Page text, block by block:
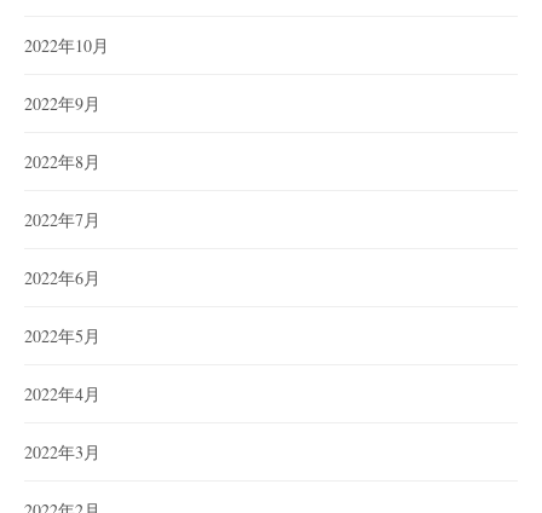
2022年10月
2022年9月
2022年8月
2022年7月
2022年6月
2022年5月
2022年4月
2022年3月